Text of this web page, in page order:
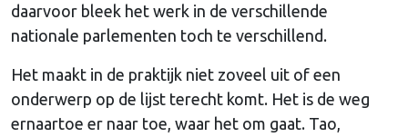
daarvoor bleek het werk in de verschillende
nationale parlementen toch te verschillend.
Het maakt in de praktijk niet zoveel uit of een
onderwerp op de lijst terecht komt. Het is de weg
ernaartoe er naar toe, waar het om gaat. Tao,